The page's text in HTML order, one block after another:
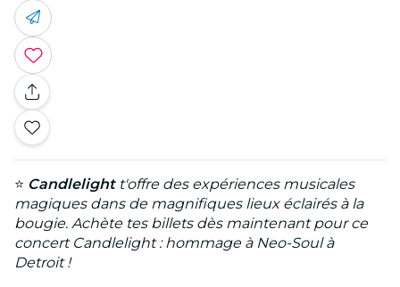
⭐ Candlelightt'offre des expériences musicales
magiques dans de magnifiques lieux éclairés à la
bougie. Achète tes billets dès maintenant pour ce
concert Candlelight : hommage à Neo-Soul à
Detroit !